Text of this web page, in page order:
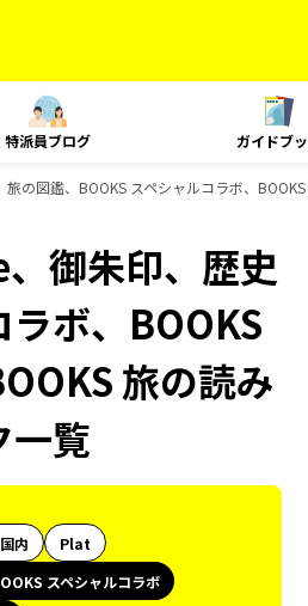
特派員ブログ ガイドブ
の図鑑、BOOKS スペシャルコラボ、
御朱印、歴史
ボ、BOOKS
旅の読み
一覧
内
Plat
スペシャルコラボ